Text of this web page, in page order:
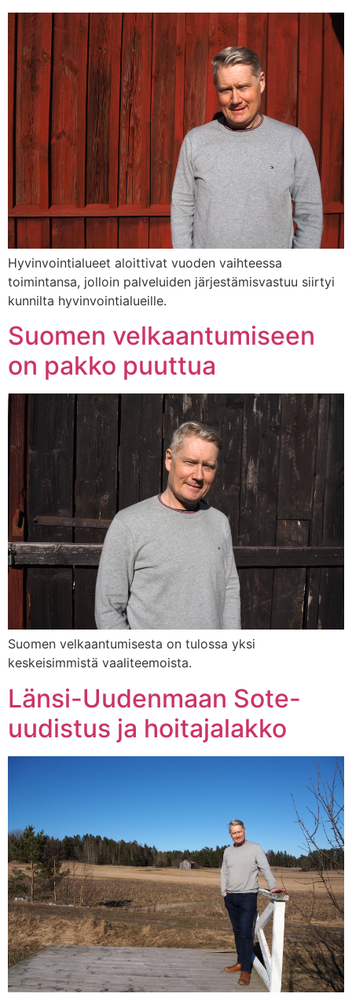
Hyvinvointialueet aloittivat vuoden vaihteessa
toimintansa, jolloin palveluiden järjestämisvastuu siirtyi
kunnilta hyvinvointialueille.
Suomen velkaantumiseen
on pakko puuttua
Suomen velkaantumisesta on tulossa yksi
keskeisimmistä vaaliteemoista.
Länsi-Uudenmaan Sote-
uudistus ja hoitajalakko